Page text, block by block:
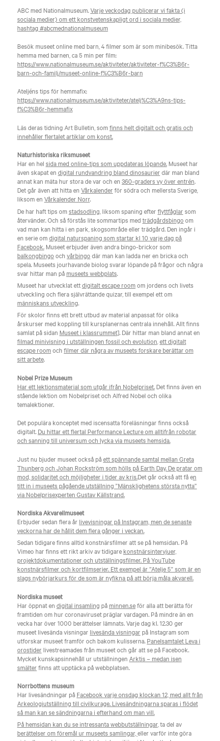
ABC med Nationalmuseum.Varje veckodag publicerar vi fakta (i
sociala medier) om ett konstvetenskapligt ord i sociala medier,
hashtag #abcmednationalmuseum
Besök museet online med barn, 4 filmer som är som minibesök. Titta
hemma med barnen, ca 5 min per film:
https://www.nationalmuseum.se/aktiviteter/aktiviteter-f%C3%B6r-
barn-och-familj/museet-online-f%C3%B6r-barn
Ateljéns tips för hemmafix:
https://www.nationalmuseum.se/aktiviteter/atelj%C3%A9ns-tips-
f%C3%B6r-hemmafix
Läs deras tidning Art Bulletin, somfinns helt digitalt och gratis och
innehåller flertalet artiklar om konst.
Naturhistoriska riksmuseet
Har en hel sida med online-tips som uppdateras löpande.Museet har
även skapat en digital rundvandring bland dinosaurier där man bland
annat kan mäta hur stora de var och en 360-graders vy över entrén.
Det går även att hitta en Vårkalender för södra och mellersta Sverige,
liksom en Vårkalender Norr.
De har haft tips omstadsodling , liksom spaning efter flyttfåglar som
återvänder. Och så förstås lite sommartips med trädgårdsbingo om
vad man kan hitta i en park, skogsområde eller trädgård. Den ingår i
en serie omdigital naturspaning som startar kl 10 varje dag på
Facebook. Museet erbjuder även andra bingo-brickor som
balkongbingo och vårbingo där man kan ladda ner en bricka och
spela. Museets jourhavande biolog svarar löpande på frågor och några
svar hittar man på museets webbplats.
Museet har utvecklat ettdigitalt escape roomom jordens och livets
utveckling och flera självrättande quizar, till exempel ett om
människans utveckling.
För skolor finns ett brett utbud av material anpassat för olika
årskurser med koppling till kursplanernas centrala innehåll. Allt finns
samlat på sidan Museet i klassrummet]. Där hittar man bland annat en
filmad minivisning i utställningen fossil och evolution ett digitalt
escape roomoch filmer där några av museets forskare berättar om
sitt arbete.
Nobel Prize Museum
Har ett lektionsmaterial som utgår ifrån Nobelpriset.Det finns även en
stående lektion om Nobelpriset och Alfred Nobel och olika
temalektioner.
Det populära konceptet med iscensatta föreläsningar finns också
digitalt. Du hittar ett flertal Performance Lecture om alltifrån robotar
och sanning till universum och lycka via museets hemsida.
Just nu bjuder museet också påett spännande samtal mellan Greta
Thunberg och Johan Rockström som hölls på Earth Day. De pratar om
mod, solidaritet och möjligheter i tider av kris.Det går också att få en
titt in i museets pågående utställning ”Mänsklighetens största nytta”
via Nobelprisexperten Gustav Källstrand.
Nordiska Akvarellmuseet
Erbjuder sedan flera år livevisningar på Instagram, men de senaste
veckorna har de hållit dem flera gånger i veckan.
Sedan tidigare finns alltid konstnärsfilmer att se på hemsidan. På
Vimeo har finns ett rikt arkiv av tidigare konstnärsintervjuer,
projektdokumentationer och utställningsfilmer. På YouTube
konstnärsfilmer och kortfilmserier. Ett exempel är ”Atelje 5” som är en
slags nybörjarkurs för de som är nyfikna på att börja måla akvarell.
Nordiska museet
Har öppnat en digital insamling på minnen.seför alla att berätta för
framtiden om hur coronaviruset präglar vardagen. På mindre än en
vecka har över 1000 berättelser lämnats. Varje dag kl. 12.30 ger
museet livesända visningar livesända visningar på Instagram som
utforskar museet framför och bakom kulisserna. Panelsamtalet Leva i
orostider livestreamades från museet och går att se på Facebook.
Mycket kunskapsinnehåll ur utställningen Arktis – medan isen
smälter finns att upptäcka på webbplatsen.
Norrbottens museum
Har livesändningar på Facebook varje onsdag klockan 12, med allt från
Arkeologiutställning till civilkurage. Livesändningarna sparas i flödet
så man kan se sändningarna i efterhand om man vill.
På hemsidan kan du se intressanta webbutställningar, ta del av
berättelser om föremål ur museets samlingar, eller varför inte göra